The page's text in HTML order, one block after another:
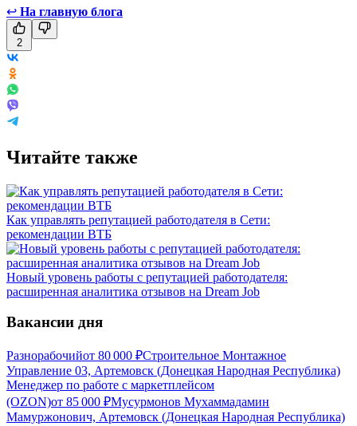
↩ На главную блога
2
Читайте также
Как управлять репутацией работодателя в Сети:
рекомендации ВТБ
Новый уровень работы с репутацией работодателя:
расширенная аналитика отзывов на Dream Job
Вакансии дня
Разнорабочийот 80 000 ₽Строительное Монтажное
Управление 03, Артемовск (Донецкая Народная Республика)
Менеджер по работе с маркетплейсом
(OZON)от 85 000 ₽Мусурмонов Мухаммадамин
Мамуржонович, Артемовск (Донецкая Народная Республика)